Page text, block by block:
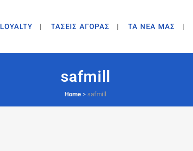
LOYALTY ΤΑΣΕΙΣ ΑΓΟΡΑΣ ΤΑ ΝΕΑ ΜΑΣ
safmill
Home > safmill